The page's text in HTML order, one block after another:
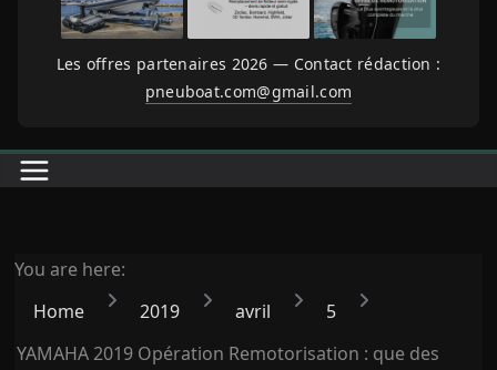
Les offres partenaires 2026 — Contact rédaction :
pneuboat.com@gmail.com
You are here:
Home
2019 avril
5
YAMAHA 2019 Opération Remotorisation : que des